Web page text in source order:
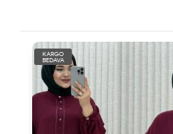
KARGO
BEDAVA